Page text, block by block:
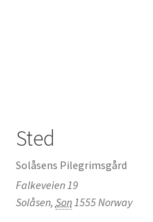
Sted
Solåsens Pilegrimsgård
Falkeveien 19
Solåsen, Son 1555 Norway